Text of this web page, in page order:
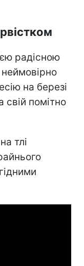
радісною
на березі
помітно
тлі